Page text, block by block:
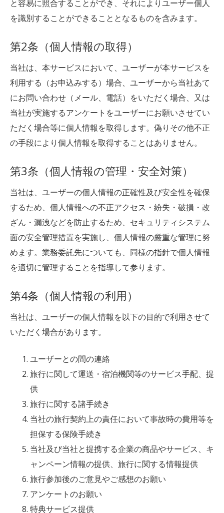
と容易に照合することができ、それによりユーザー個人
を識別することができることとなるものを含みます。
第2条（個人情報の取得）
当社は、本サービスにおいて、ユーザーが本サービスを
利用する（お申込みする）場合、ユーザーから当社あて
にお問い合わせ（メール、電話）をいただく場合、又は
当社が実施するアンケートをユーザーにお願いさせてい
ただく場合等に個人情報を取得します。偽りその他不正
の手段により個人情報を取得することはありません。
第3条（個人情報の管理・安全対策）
当社は、ユーザーの個人情報の正確性及び安全性を確保
するため、個人情報への不正アクセス・紛失・破損・改
ざん・漏洩などを防止するため、セキュリティシステム
面の安全管理措置を実施し、個人情報の厳重な管理に努
めます。業務委託先についても、同様の指針で個人情報
を適切に管理することを指導して参ります。
第4条（個人情報の利用）
当社は、ユーザーの個人情報を以下の目的で利用させて
いただく場合があります。
ユーザーとの間の連絡
旅行に関して運送・宿泊機関等のサービス手配、提
供
旅行に関する諸手続き
当社の旅行契約上の責任において事故時の費用等を
担保する保険手続き
当社及び当社と提携する企業の商品やサービス、キ
ャンペーン情報の提供、旅行に関する情報提供
旅行参加後のご意見やご感想のお願い
アンケートのお願い
特典サービス提供